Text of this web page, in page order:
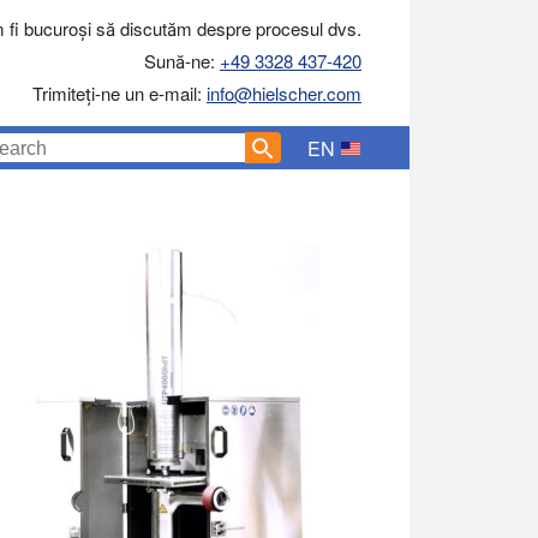
fi bucuroși să discutăm despre procesul dvs.
Sună-ne: +49 3328 437-420
Trimiteți-ne un e-mail: info@hielscher.com
EN